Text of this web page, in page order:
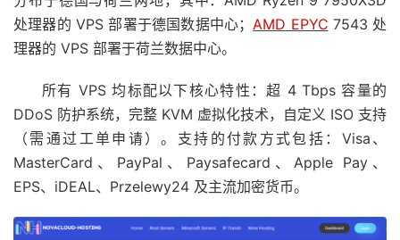
处理器的 VPS 部署于德国数据中心；AMD EPYC 7543 处
理器的 VPS 部署于荷兰数据中心。
所有 VPS 均标配以下核心特性：超 4 Tbps 容量的
DDoS 防护系统，完整 KVM 虚拟化技术，自定义 ISO 支持
（需通过工单申请）。支持的付款方式包括：Visa、
MasterCard、PayPal、Paysafecard、Apple Pay、
EPS、iDEAL、Przelewy24 及主流加密货币。